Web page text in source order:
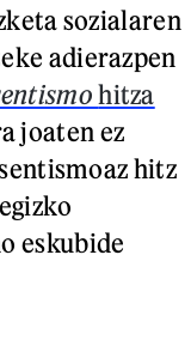
sozialaren
adierazpen
hitza
joaten ez
hitz
eskubide